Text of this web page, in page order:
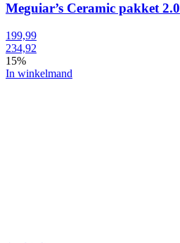
Meguiar’s Ceramic pakket 2.0
199,99
234,92
15%
In winkelmand